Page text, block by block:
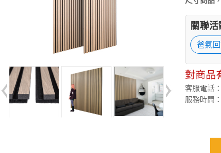
關聯
爸氣
對商品
客服電話
服務時間